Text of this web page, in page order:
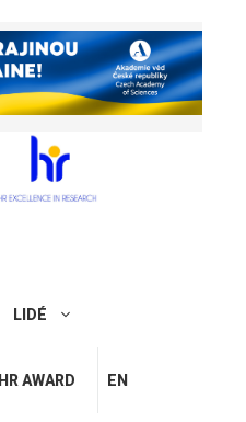
LIDÉ
HR AWARD EN